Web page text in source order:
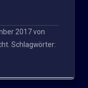
2017von
Schlagwörter: